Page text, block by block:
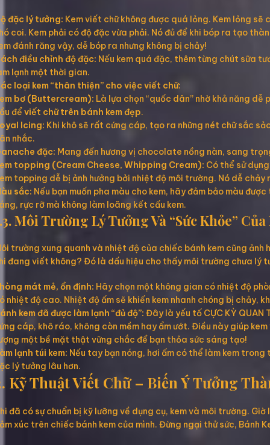
đặc lý tưởng: Kem viết chữ không được quá lỏng. Kem lỏng
coi. Kem phải có độ đặc vừa phải. Nó đủ để khi bóp ra tạo
đánh răng vậy, dễ bóp ra nhưng không bị chảy!
điều chỉnh độ đặc: Nếu kem quá đặc, thêm từng chút sữa
lạnh một thời gian.
loại kem “thân thiện” cho việc viết chữ:
bơ (Buttercream): Là lựa chọn “quốc dân” nhờ khả năng
đểviết chữ trên bánh kem đẹp.
Icing: Khi khô sẽ rất cứng cáp, tạo ra những nét chữ sắc
nhắc.
đặc: Mang đến hương vị chocolate nồng nàn, sang
topping (Cream Cheese, Whipping Cream): Có thể sử
topping dễ bị ảnh hưởng bởi nhiệt độ môi trường. Nó dễ
sắc: Nếu bạn muốn pha màu cho kem, hãy đảm bảo màu
rực rỡ mà không làm loãng kết cấu kem.
Môi Trường Lý Tưởng Và “Sức Khỏe”
trường xung quanh và nhiệt độ của chiếc bánh kem cũng
đang viết không? Đó là dấu hiệu cho thấy môi trường chưa lý
mát mẻ, ổn định: Hãy chọn một không gian có nhiệt độ
nhiệt độ cao. Nhiệt độ ấm sẽ khiến kem nhanh chóng bị chảy,
kem đã được làm lạnh “đủ độ”: Đây là yếu tố CỰC KỲ QUAN
cáp, khô ráo, không còn mềm hay ẩm ướt. Điều này giúp
một bề mặt thật vững chắc để bạn thỏa sức sáng tạo!
lạnh túi kem: Nếu tay bạn nóng, hơi ấm có thể làm kem
lý tưởng lâu hơn.
Kỹ Thuật Viết Chữ – Biến Ý Tưởng
đã có sự chuẩn bị kỹ lưỡng về dụng cụ, kem và môi trường.
xúc trên chiếc bánh kem của mình. Đừng ngại thử sức, Bánh